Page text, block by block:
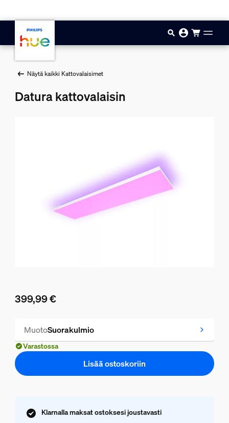
Näytä kaikki Kattovalaisimet
Datura kattovalaisin
399,99 €
MuotoSuorakulmio
Varastossa
Lisää ostoskoriin
Klarnalla maksat ostoksesi joustavasti